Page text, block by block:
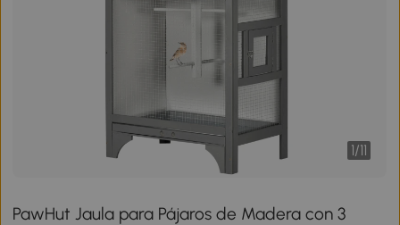
1/11
PawHut Jaula para Pájaros de Madera con 3